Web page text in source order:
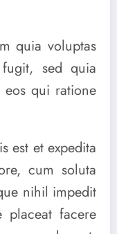
quia voluptas
sed quia
eos qui ratione
est et expedita
cum soluta
nihil impedit
facere